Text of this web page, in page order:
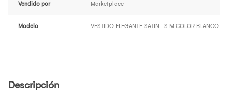
Vendido por Marketplace
Modelo VESTIDO ELEGANTE SATIN - S M COLOR BLANCO
Descripción